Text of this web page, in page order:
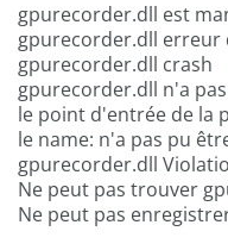
gpurecorder.dll est
gpurecorder.dll erreur
gpurecorder.dll crash
gpurecorder.dll n'a
le point d'entrée de la
le name: n'a pas pu
gpurecorder.dll
Ne peut pas trouver
Ne peut pas